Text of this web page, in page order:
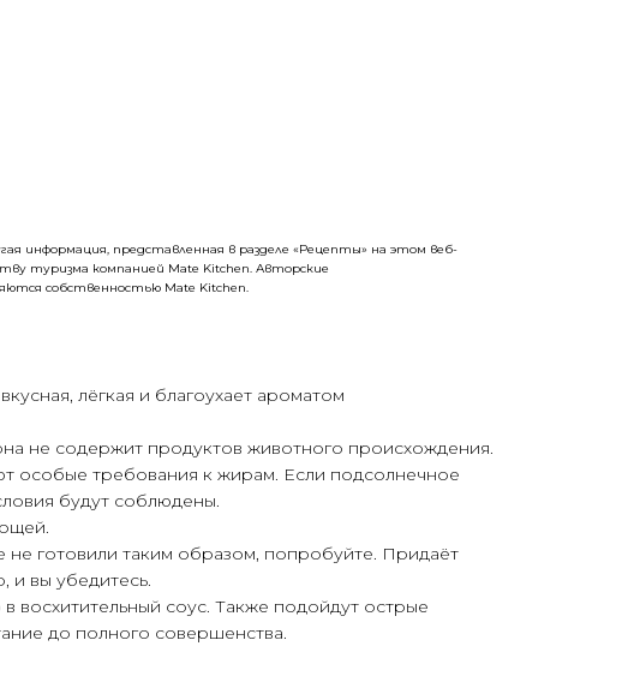
информация, представленная в разделе «Рецепты» на этом веб-
туризма компанией Mate Kitchen. Авторские
собственностью Mate Kitchen.
лёгкая и благоухает ароматом
не содержит продуктов животного происхождения.
особые требования к жирам. Если подсолнечное
будут соблюдены.
готовили таким образом, попробуйте. Придаёт
и вы убедитесь.
восхитительный соус. Также подойдут острые
до полного совершенства.